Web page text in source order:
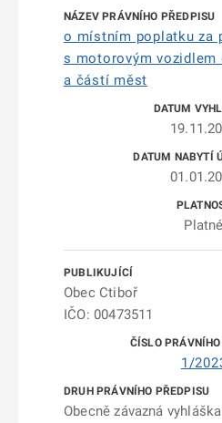
o místním poplatku za
s motorovým vozidlem
a částí měst
Platné
Obec Ctiboř
IČO: 00473511
1/
Obecně závazná vyhláška